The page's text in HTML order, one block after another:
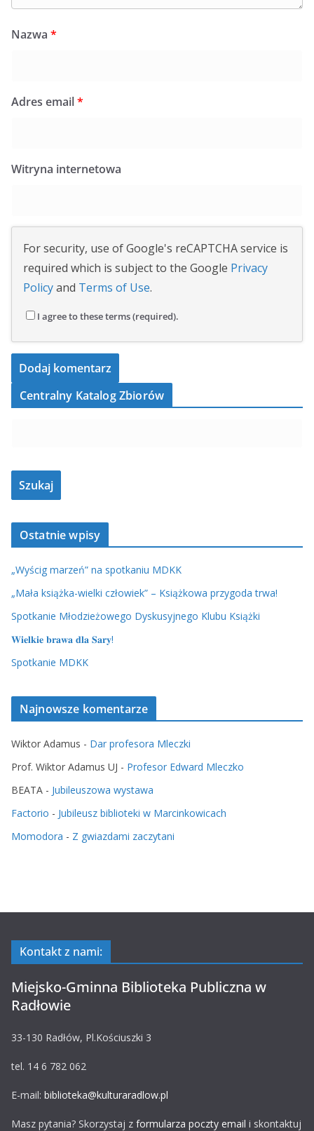
Nazwa *
Adres email*
Witryna internetowa
For security, use of Google's reCAPTCHA service is
required which is subject to the Google Privacy
Policyand Terms of Use.
I agree to these terms (required).
Centralny Katalog Zbiorów
Ostatnie wpisy
„Wyścig marzeń” na spotkaniu MDKK
„Mała książka-wielki człowiek” – Książkowa przygoda trwa!
Spotkanie Młodzieżowego Dyskusyjnego Klubu Książki
𝐖𝐢𝐞𝐥𝐤𝐢𝐞 𝐛𝐫𝐚𝐰𝐚 𝐝𝐥𝐚 𝐒𝐚𝐫𝐲!
Spotkanie MDKK
Najnowsze komentarze
Wiktor Adamus - Dar profesora Mleczki
Prof. Wiktor Adamus UJ - Profesor Edward Mleczko
BEATA - Jubileuszowa wystawa
Factorio - Jubileusz biblioteki w Marcinkowicach
Momodora - Z gwiazdami zaczytani
Kontakt z nami:
Miejsko-Gminna Biblioteka Publiczna w
Radłowie
33-130 Radłów, Pl.Kościuszki 3
tel. 14 6 782 062
E-mail: biblioteka@kulturaradlow.pl
Masz pytania? Skorzystaj z formularza poczty email i skontaktuj